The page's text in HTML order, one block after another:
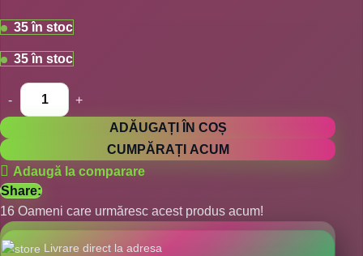
35 în stoc
35 în stoc
ADĂUGAȚI ÎN COȘ
CUMPĂRAȚI ACUM
Adaugă la comparare
Share:
16 Oameni care urmăresc acest produs acum!
Livrare direct la adresa